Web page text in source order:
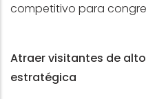
competitivo para
Atraer visitantes de
estratégica